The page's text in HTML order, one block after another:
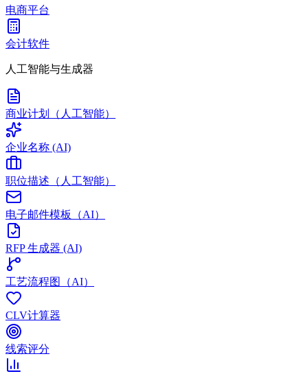
电商平台
会计软件
人工智能与生成器
商业计划（人工智能）
企业名称 (AI)
职位描述（人工智能）
电子邮件模板（AI）
RFP 生成器 (AI)
工艺流程图（AI）
CLV计算器
线索评分